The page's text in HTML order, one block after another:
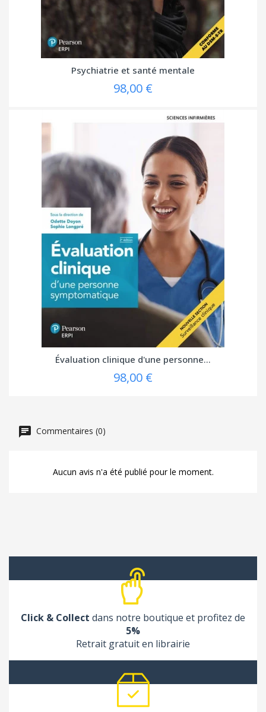
Psychiatrie et santé mentale
98,00 €
Évaluation clinique d'une personne...
98,00 €
Commentaires (0)
Aucun avis n'a été publié pour le moment.
Click & Collect dans notre boutique et profitez de
5%
Retrait gratuit en librairie